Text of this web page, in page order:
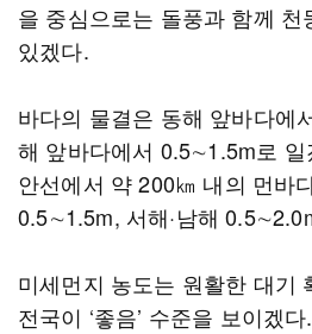
을 중심으로는 돌풍과 함께 천
있겠다.
바다의 물결은 동해 앞바다에
해 앞바다에서 0.5∼1.5m로
안선에서 약 200㎞ 내의 먼바
0.5∼1.5m, 서해·남해
미세먼지 농도는 원활한 대기
전국이 ‘좋음’ 수준을 보이겠다.